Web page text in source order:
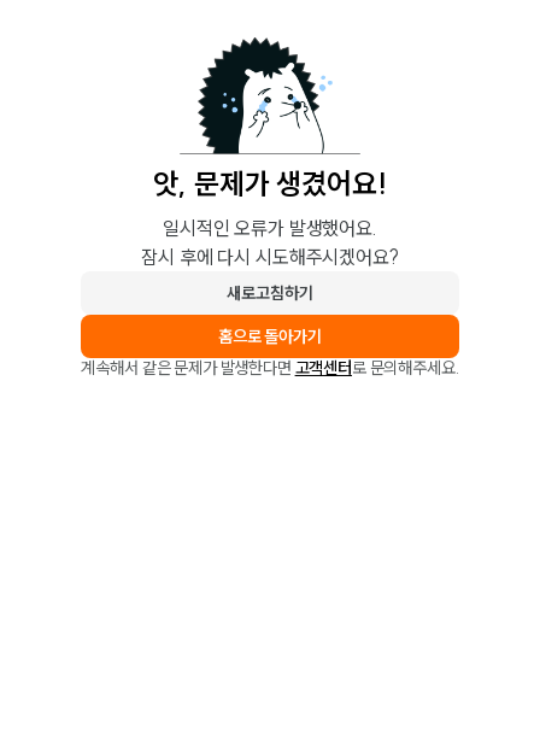
앗, 문제가 생겼어요!
일시적인 오류가 발생했어요.
잠시 후에 다시 시도해주시겠어요?
새로고침하기
홈으로 돌아가기
계속해서 같은 문제가 발생한다면 고객센터로 문의해주세요.